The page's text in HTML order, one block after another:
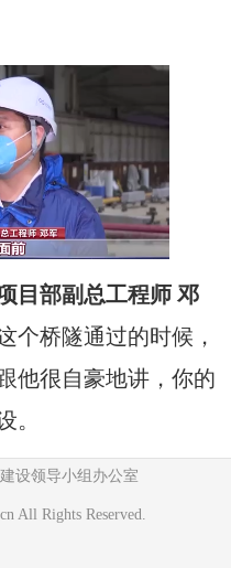
部副总工程师 邓
个桥隧通过的时候，
他很自豪地讲，你的
。
设领导小组办公室
All Rights Reserved.